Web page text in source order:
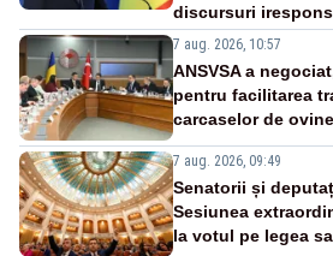
discursuri
7 aug. 2026, 10:57
ANSVSA a
pentru facilitarea
carcaselor de
7 aug. 2026, 09:49
Senatorii și
Sesiunea
la votul pe legea